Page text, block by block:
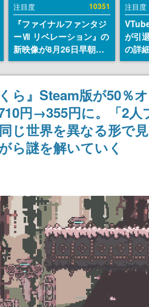
注目度 10351
『ファイナルファンタジ
ーⅦ リベレーション』の
新映像が8月26日早朝に
公開へ。『FF7』リメイ
クシリーズの完結編、
「gamescom」のオープ
ニングナイトライブにて
ディレクターの浜口直樹
氏が登壇する予定
注目度
が引
の詳
の配
ら』Steam版が50％
円→355円に。「2
じ世界を異なる形で
ら謎を解いていく